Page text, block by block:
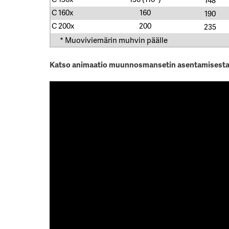
C 160x
160 190
C 200x
200 235
* Muoviviemärin muhvin päälle
Katso animaatio muunnosmansetin asentamisesta